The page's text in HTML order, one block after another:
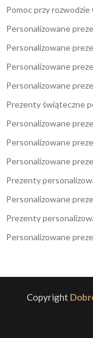
Pomoc przy rozwodzie
Personalizowane
Personalizowane
Personalizowane
Personalizowane
Prezenty świąteczne
Personalizowane
Personalizowane
Personalizowane
Prezenty
Personalizowane
Prezenty
Personalizowane
Copyright